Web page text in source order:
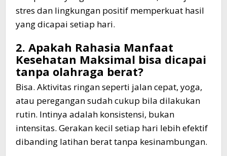
stres dan lingkungan positif memperkuat hasil
yang dicapai setiap hari.
2. Apakah Rahasia Manfaat
Kesehatan Maksimal bisa dicapai
tanpa olahraga berat?
Bisa. Aktivitas ringan seperti jalan cepat, yoga,
atau peregangan sudah cukup bila dilakukan
rutin. Intinya adalah konsistensi, bukan
intensitas. Gerakan kecil setiap hari lebih efektif
dibanding latihan berat tanpa kesinambungan.